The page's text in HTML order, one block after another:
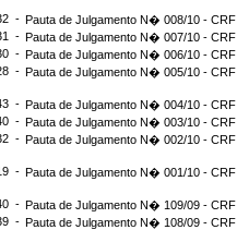
- Pauta de Julgamento N� 008/10 -
- Pauta de Julgamento N� 007/10 -
- Pauta de Julgamento N� 006/10 -
- Pauta de Julgamento N� 005/10 -
- Pauta de Julgamento N� 004/10 -
- Pauta de Julgamento N� 003/10 -
- Pauta de Julgamento N� 002/10 -
- Pauta de Julgamento N� 001/10 - CRF
- Pauta de Julgamento N� 109/09 -
- Pauta de Julgamento N� 108/09 -